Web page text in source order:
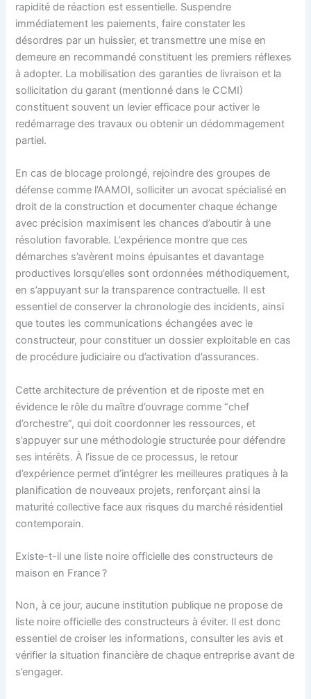
rapidité de réaction est essentielle. Suspendre
immédiatement les paiements, faire constater les
désordres par un huissier, et transmettre une mise en
demeure en recommandé constituent les premiers réflexes
à adopter. La mobilisation des garanties de livraison et la
sollicitation du garant (mentionné dans le CCMI)
constituent souvent un levier efficace pour activer le
redémarrage des travaux ou obtenir un dédommagement
partiel.
En cas de blocage prolongé, rejoindre des groupes de
défense comme l’AAMOI, solliciter un avocat spécialisé en
droit de la construction et documenter chaque échange
avec précision maximisent les chances d’aboutir à une
résolution favorable. L’expérience montre que ces
démarches s’avèrent moins épuisantes et davantage
productives lorsqu’elles sont ordonnées méthodiquement,
en s’appuyant sur la transparence contractuelle. Il est
essentiel de conserver la chronologie des incidents, ainsi
que toutes les communications échangées avec le
constructeur, pour constituer un dossier exploitable en cas
de procédure judiciaire ou d’activation d’assurances.
Cette architecture de prévention et de riposte met en
évidence le rôle du maître d’ouvrage comme “chef
d’orchestre”, qui doit coordonner les ressources, et
s’appuyer sur une méthodologie structurée pour défendre
ses intérêts. À l’issue de ce processus, le retour
d’expérience permet d’intégrer les meilleures pratiques à la
planification de nouveaux projets, renforçant ainsi la
maturité collective face aux risques du marché résidentiel
contemporain.
Existe-t-il une liste noire officielle des constructeurs de
maison en France ?
Non, à ce jour, aucune institution publique ne propose de
liste noire officielle des constructeurs à éviter. Il est donc
essentiel de croiser les informations, consulter les avis et
vérifier la situation financière de chaque entreprise avant de
s’engager.